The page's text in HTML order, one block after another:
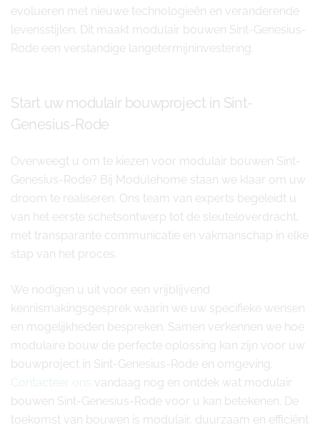
evolueren met nieuwe technologieën en veranderende
levensstijlen. Dit maakt modulair bouwen Sint-Genesius-
Rode een verstandige langetermijninvestering.
Start uw modulair bouwproject in Sint-
Genesius-Rode
Overweegt u om te kiezen voor modulair bouwen Sint-
Genesius-Rode? Bij Modulehome staan we klaar om uw
droom te realiseren. Ons team van experts begeleidt u
van het eerste schetsontwerp tot de sleuteloverdracht,
met transparante communicatie en vakmanschap in elke
stap van het proces.
We nodigen u uit voor een vrijblijvend
kennismakingsgesprek waarin we uw specifieke wensen
en mogelijkheden bespreken. Samen verkennen we hoe
modulaire bouw de perfecte oplossing kan zijn voor uw
bouwproject in Sint-Genesius-Rode en omgeving.
Contacteer ons vandaag nog en ontdek wat modulair
bouwen Sint-Genesius-Rode voor u kan betekenen. De
toekomst van bouwen is modulair, duurzaam en efficiënt